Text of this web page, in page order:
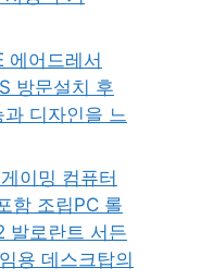
에어드레서
방문설치 후
디자인을 느
이밍 컴퓨터
함 조립PC 롤
발로란트 서든
용 데스크탑의